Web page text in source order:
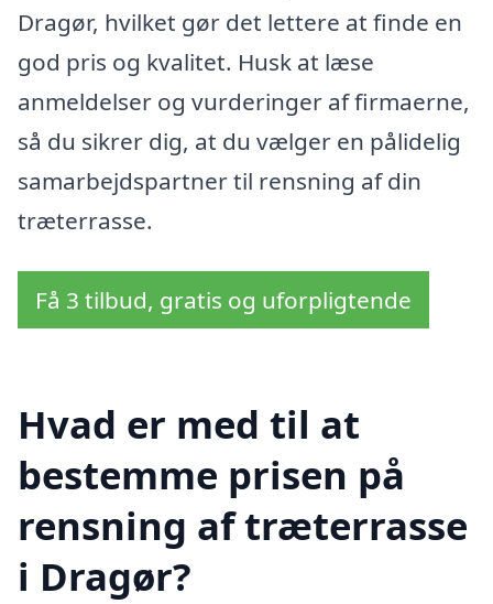
Dragør, hvilket gør det lettere at finde en
god pris og kvalitet. Husk at læse
anmeldelser og vurderinger af firmaerne,
så du sikrer dig, at du vælger en pålidelig
samarbejdspartner til rensning af din
træterrasse.
Få 3 tilbud, gratis og uforpligtende
Hvad er med til at
bestemme prisen på
rensning af træterrasse
i Dragør?